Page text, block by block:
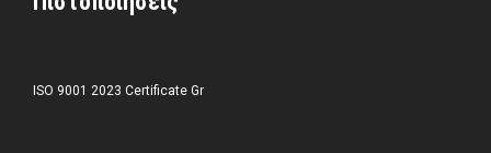
ISO 9001 2023 Certificate Gr